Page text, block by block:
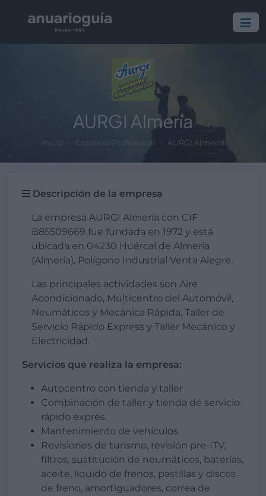
AURGI Almería
Inicio Empresa/Profesional AURGI Almería
Descripción de la empresa
La empresa AURGI Almería con CIF
B85509669 fue fundada en 1972 y está
ubicada en 04230 Huércal de Almeria
(Almería), Polígono Industrial Venta Alegre.
Las principales actividades son Aire
Acondicionado, Multicentro del Automóvil,
Neumáticos y Mecánica Rápida, Taller de
Servicio Rápido Express y Taller Mecánico y
Electricidad.
Servicios que realiza la empresa:
Autocentro con tienda y taller
Combinación de taller y tienda de servicio
rápido exprés.
Mantenimiento de vehículos.
Revisiones de turismo, revisión pre-ITV,
filtros, sustitución de neumáticos, baterías,
aceite, líquido de frenos, pastillas y discos
de freno, amortiguadores, correa de